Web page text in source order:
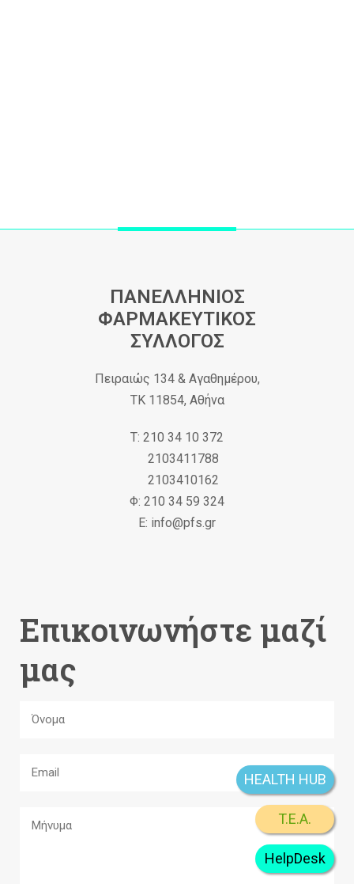
ΠΑΝΕΛΛΗΝΙΟΣ
ΦΑΡΜΑΚΕΥΤΙΚΟΣ
ΣΥΛΛΟΓΟΣ
Πειραιώς 134 & Αγαθημέρου,
ΤΚ 11854, Αθήνα
Τ: 210 34 10 372
2103411788
2103410162
Φ: 210 34 59 324
Ε: info@pfs.gr
Επικοινωνήστε μαζί
μας
HelpDesk
T.E.A.
HEALTH HUB